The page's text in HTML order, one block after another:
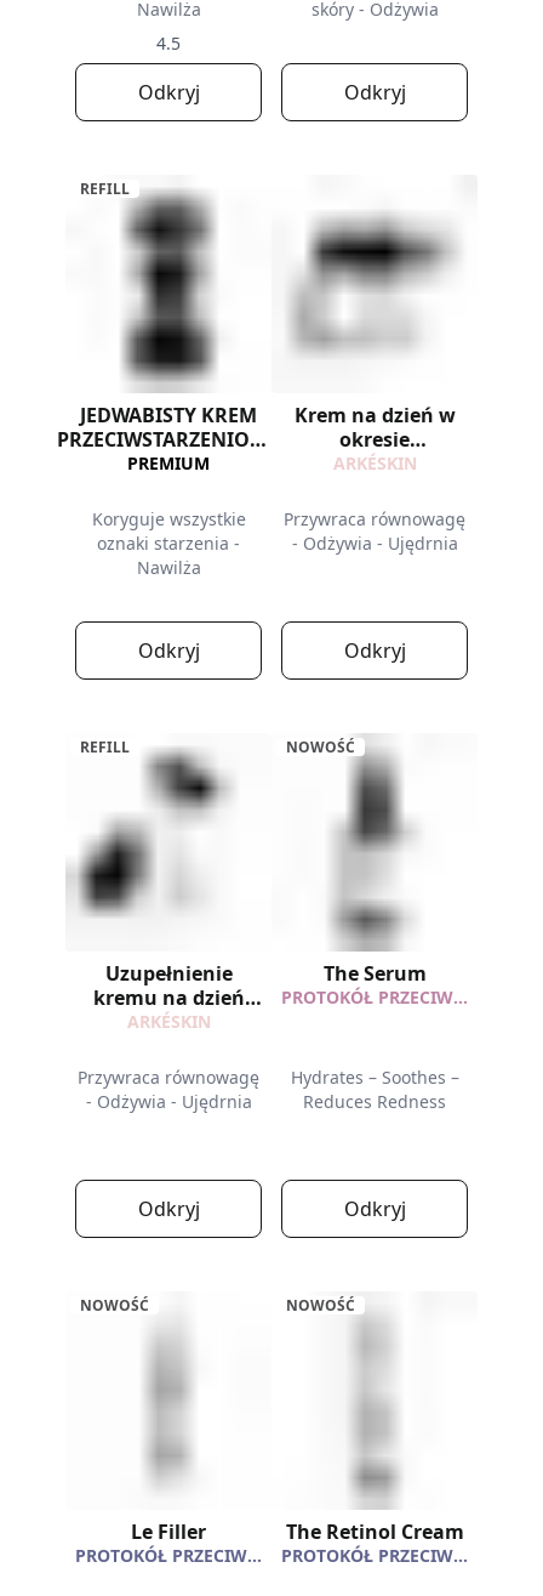
Nawilża
4.5
Odkryj
skóry - Odżywia
Odkryj
REFILL
JEDWABISTY KREM
PRZECIWSTARZENIOWY
- REFILL
PREMIUM
Koryguje wszystkie
oznaki starzenia -
Nawilża
Odkryj
Krem na dzień w
okresie
menopauzy
ARKÉSKIN
Przywraca równowagę
- Odżywia - Ujędrnia
Odkryj
REFILL
Uzupełnienie
kremu na dzień
Menopauza
ARKÉSKIN
Przywraca równowagę
- Odżywia - Ujędrnia
Odkryj
NOWOŚĆ
The Serum
PROTOKÓŁ PRZECIW ZACZERWIENIENIOM
Hydrates – Soothes –
Reduces Redness
Odkryj
NOWOŚĆ
Le Filler
PROTOKÓŁ PRZECIWSTARZENIOWY
NOWOŚĆ
The Retinol Cream
PROTOKÓŁ PRZECIWSTARZENIOWY